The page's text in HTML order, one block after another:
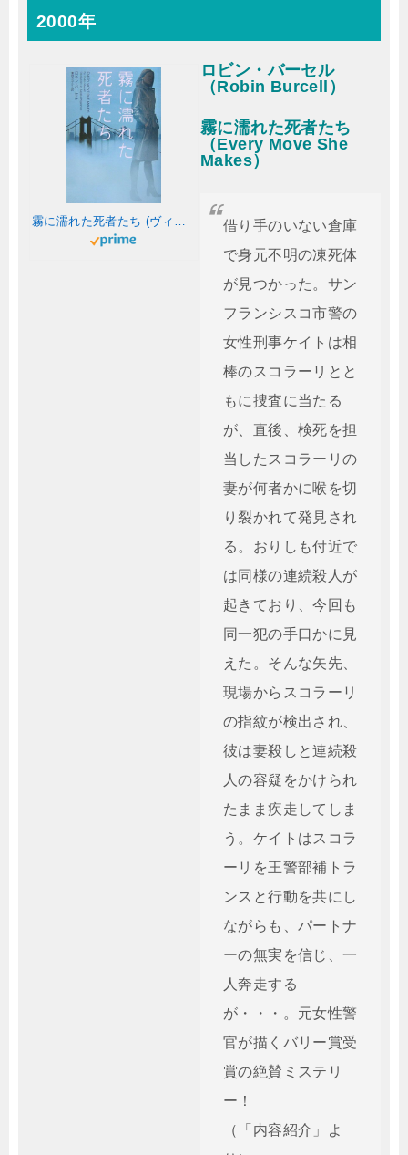
2000年
霧に濡れた死者たち (ヴィレッジブックス F ハ 13-1)
ロビン・バーセル
（Robin Burcell）
霧に濡れた死者たち
（Every Move She
Makes）
借り手のいない倉庫
で身元不明の凍死体
が見つかった。サン
フランシスコ市警の
女性刑事ケイトは相
棒のスコラーリとと
もに捜査に当たる
が、直後、検死を担
当したスコラーリの
妻が何者かに喉を切
り裂かれて発見され
る。おりしも付近で
は同様の連続殺人が
起きており、今回も
同一犯の手口かに見
えた。そんな矢先、
現場からスコラーリ
の指紋が検出され、
彼は妻殺しと連続殺
人の容疑をかけられ
たまま疾走してしま
う。ケイトはスコラ
ーリを王警部補トラ
ンスと行動を共にし
ながらも、パートナ
ーの無実を信じ、一
人奔走する
が・・・。元女性警
官が描くバリー賞受
賞の絶賛ミステリ
ー！
（「内容紹介」よ